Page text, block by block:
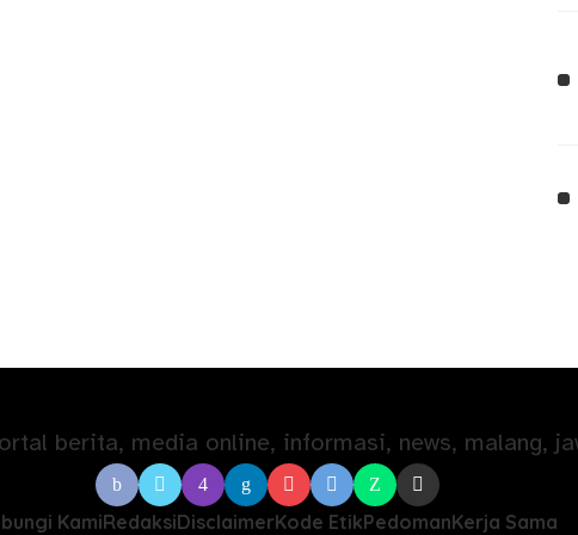
KamiRedaksiDisclaimerKode EtikPedomanKerja Sama